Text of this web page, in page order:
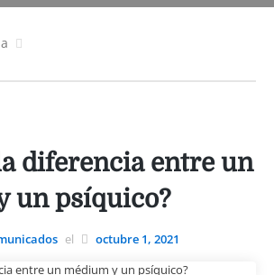
diferencia entre un
un psíquico?
el octubre 1, 2021